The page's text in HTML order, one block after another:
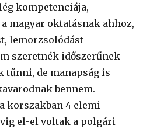
kompetenciája,
magyar oktatásnak ahhoz,
lemorzsolódást
szeretnék időszerűnek
tűnni, de manapság is
bennem.
korszakban 4 elemi
el-el voltak a polgári